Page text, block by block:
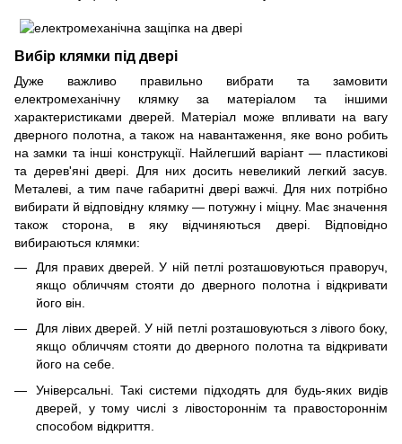
Вибір клямки під двері
Дуже важливо правильно вибрати та замовити
електромеханічну клямку за матеріалом та іншими
характеристиками дверей. Матеріал може впливати на вагу
дверного полотна, а також на навантаження, яке воно робить
на замки та інші конструкції. Найлегший варіант — пластикові
та дерев'яні двері. Для них досить невеликий легкий засув.
Металеві, а тим паче габаритні двері важчі. Для них потрібно
вибирати й відповідну клямку — потужну і міцну. Має значення
також сторона, в яку відчиняються двері. Відповідно
вибираються клямки:
Для правих дверей. У ній петлі розташовуються праворуч,
якщо обличчям стояти до дверного полотна і відкривати
його він.
Для лівих дверей. У ній петлі розташовуються з лівого боку,
якщо обличчям стояти до дверного полотна та відкривати
його на себе.
Універсальні. Такі системи підходять для будь-яких видів
дверей, у тому числі з лівостороннім та правостороннім
способом відкриття.